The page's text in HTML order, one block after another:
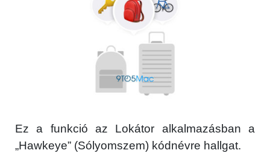
Ez a funkció az Lokátor alkalmazásban a
„Hawkeye” (Sólyomszem) kódnévre hallgat.